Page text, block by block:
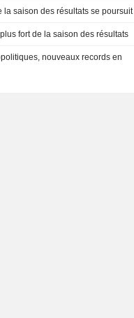
saison des résultats se poursuit
fort de la saison des résultats
nouveaux records en